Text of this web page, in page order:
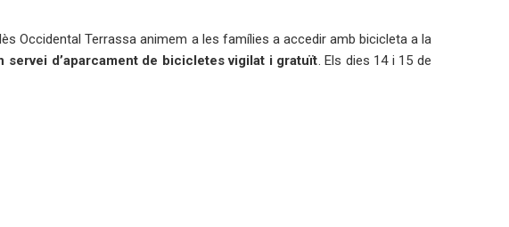
Occidental Terrassa animem a les famílies a accedir amb bicicleta a la
servei d’aparcament de bicicletes vigilat i gratuït . Els dies 14 i 15 de